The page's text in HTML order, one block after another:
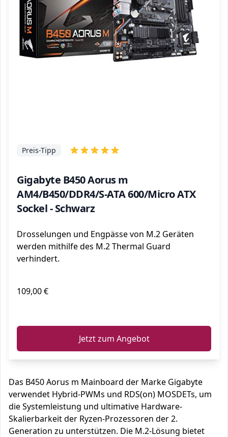
Gigabyte B450 Aorus m
AM4/B450/DDR4/S-ATA 600/Micro ATX
Sockel - Schwarz
Preis-Tipp
Drosselungen und Engpässe von M.2 Geräten
werden mithilfe des M.2 Thermal Guard
verhindert.
109,00 €
Jetzt zum Angebot
Das B450 Aorus m Mainboard der Marke Gigabyte
verwendet Hybrid-PWMs und RDS(on) MOSDETs, um
die Systemleistung und ultimative Hardware-
Skalierbarkeit der Ryzen-Prozessoren der 2.
Generation zu unterstützen. Die M.2-Lösung bietet